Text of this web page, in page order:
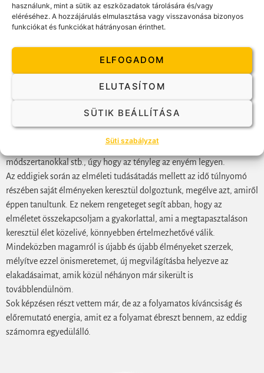
használunk, mint a sütik az eszközadatok tárolására és/vagy
eléréséhez. A hozzájárulás elmulasztása vagy visszavonása bizonyos
funkciókat és funkciókat hátrányosan érinthet.
ELFOGADOM
ELUTASÍTOM
SÜTIK BEÁLLÍTÁSA
Süti szabályzat
gondolatokkal, kérdésekkel találkozom, amik számomra merőben új
megközelítést, rálátást biztosítanak egy-egy témára. Nagyon
szempontjából.
A három hétvége alatt két trénerrel találkozhattunk eddig. Izgalmas
volt megfigyelni azt, hogy miközben az értékrendszerük,
alapfeltevéseik nagyon hasonlóak, és mindketten a Gestalt irányzat
képviselői, mégis mennyire máshogy közelítenek meg egy-egy
helyzetet, kérdést személyiségükből, természetükből fakadóan. Ez
hitelesen, magamon „átszűrve” dolgozni adott megközelítésekkel,
módszertanokkal stb., úgy hogy az tényleg az enyém legyen.
Az eddigiek során az elméleti tudásátadás mellett az idő túlnyomó
részében saját élményeken keresztül dolgoztunk, megélve azt, amiről
éppen tanultunk. Ez nekem rengeteget segít abban, hogy az
elméletet összekapcsoljam a gyakorlattal, ami a megtapasztaláson
keresztül élet közelivé, könnyebben értelmezhetővé válik.
Mindeközben magamról is újabb és újabb élményeket szerzek,
mélyítve ezzel önismeretemet, új megvilágításba helyezve az
elakadásaimat, amik közül néhányon már sikerült is
továbblendülnöm.
Sok képzésen részt vettem már, de az a folyamatos kíváncsiság és
előremutató energia, amit ez a folyamat ébreszt bennem, az eddig
számomra egyedülálló.